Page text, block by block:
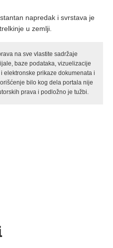
napredak i svrstava je
u zemlji.
na sve vlastite sadržaje
baze podataka, vizuelizacije
elektronske prikaze dokumenata i
bilo kog dela portala nije
prava i podložno je tužbi.